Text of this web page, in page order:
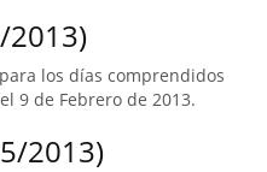
2013)
los días comprendidos
9 de Febrero de 2013.
2013)